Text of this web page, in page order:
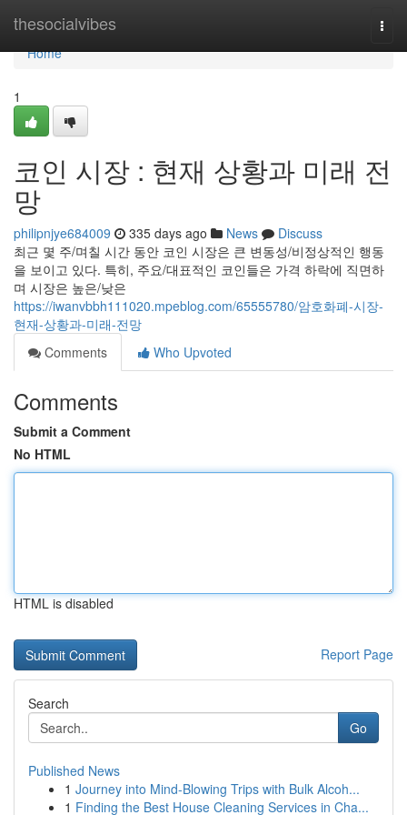
thesocialvibes
Home
Home
1
코인 시장 : 현재 상황과 미래 전
망
philipnjye684009 335 days ago News
Discuss
최근 몇 주/며칠 시간 동안 코인 시장은 큰 변동성/비정상적인 행동
을 보이고 있다. 특히, 주요/대표적인 코인들은 가격 하락에 직면하
며 시장은 높은/낮은
https://iwanvbbh111020.mpeblog.com/65555780/암호화폐-시장-
현재-상황과-미래-전망
Comments
Who Upvoted
Comments
Submit a Comment
No HTML
HTML is disabled
Report Page
Search
Go
Published News
1 Journey into Mind-Blowing Trips with Bulk Alcoh...
1 Finding the Best House Cleaning Services in Cha...